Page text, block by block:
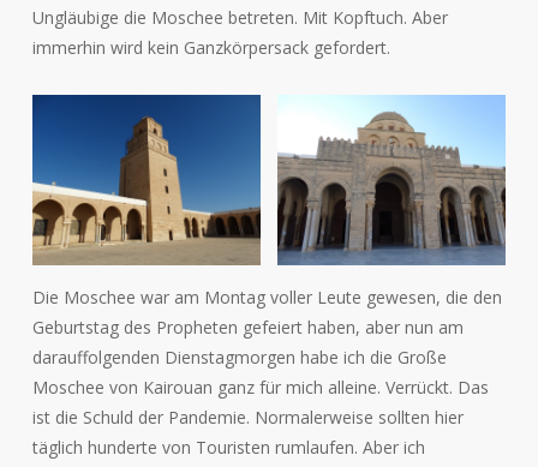
Ungläubige die Moschee betreten. Mit Kopftuch. Aber
immerhin wird kein Ganzkörpersack gefordert.
Die Moschee war am Montag voller Leute gewesen, die den
Geburtstag des Propheten gefeiert haben, aber nun am
darauffolgenden Dienstagmorgen habe ich die Große
Moschee von Kairouan ganz für mich alleine. Verrückt. Das
ist die Schuld der Pandemie. Normalerweise sollten hier
täglich hunderte von Touristen rumlaufen. Aber ich